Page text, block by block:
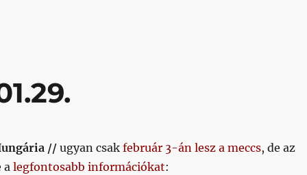
// ugyan csak február 3-án lesz a meccs, de az
alegfontosabb információkat: